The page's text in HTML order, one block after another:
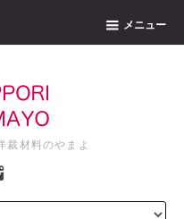
メニュー
材料のやまよ